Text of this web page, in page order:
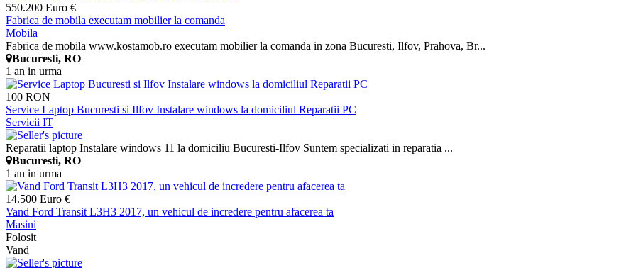
550.200 Euro €
Fabrica de mobila executam mobilier la comanda
Mobila
Fabrica de mobila www.kostamob.ro executam mobilier la comanda in zona Bucuresti, Ilfov, Prahova, Br...
Bucuresti, RO
1 an in urma
100 RON
Service Laptop Bucuresti si Ilfov Instalare windows la domiciliul Reparatii PC
Servicii IT
Reparatii laptop Instalare windows 11 la domiciliu Bucuresti-Ilfov Suntem specializati in reparatia ...
Bucuresti, RO
1 an in urma
14.500 Euro €
Vand Ford Transit L3H3 2017, un vehicul de incredere pentru afacerea ta
Masini
Folosit
Vand